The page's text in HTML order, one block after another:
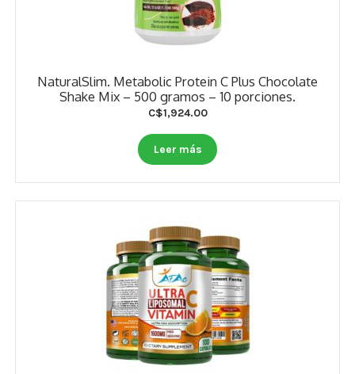
NaturalSlim. Metabolic Protein C Plus Chocolate
Shake Mix – 500 gramos – 10 porciones.
C$1,924.00
Leer más